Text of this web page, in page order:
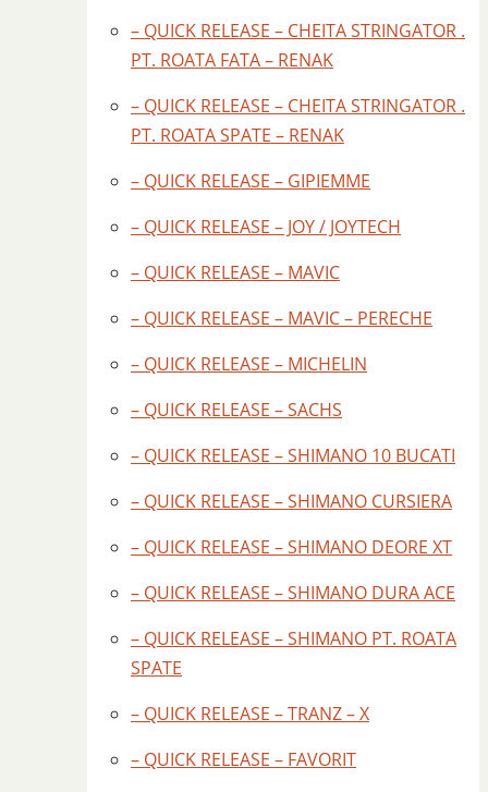
– QUICK RELEASE – CHEITA STRINGATOR .
PT. ROATA FATA – RENAK
– QUICK RELEASE – CHEITA STRINGATOR .
PT. ROATA SPATE – RENAK
– QUICK RELEASE – GIPIEMME
– QUICK RELEASE – JOY / JOYTECH
– QUICK RELEASE – MAVIC
– QUICK RELEASE – MAVIC – PERECHE
– QUICK RELEASE – MICHELIN
– QUICK RELEASE – SACHS
– QUICK RELEASE – SHIMANO 10 BUCATI
– QUICK RELEASE – SHIMANO CURSIERA
– QUICK RELEASE – SHIMANO DEORE XT
– QUICK RELEASE – SHIMANO DURA ACE
– QUICK RELEASE – SHIMANO PT. ROATA
SPATE
– QUICK RELEASE – TRANZ – X
– QUICK RELEASE – FAVORIT